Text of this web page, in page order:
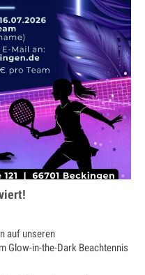
Bearbeitung
Bearbeitung
in Bearbeitung
auf unseren
Glow-in-the-Dark Beachtennis